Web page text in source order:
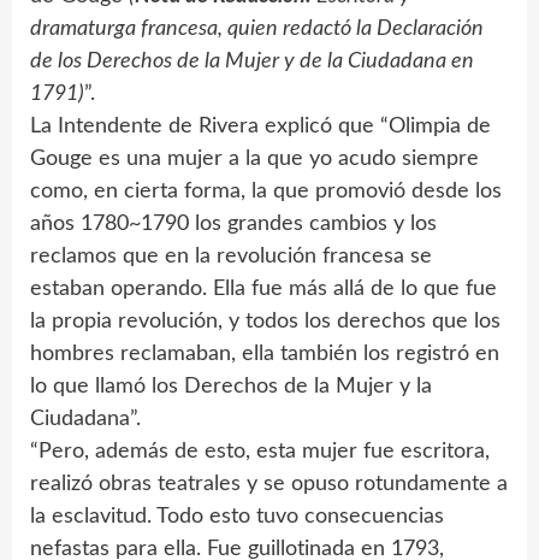
dramaturga francesa, quien redactó la Declaración
de los Derechos de la Mujer y de la Ciudadana en
1791)”.
La Intendente de Rivera explicó que “Olimpia de
Gouge es una mujer a la que yo acudo siempre
como, en cierta forma, la que promovió desde los
años 1780~1790 los grandes cambios y los
reclamos que en la revolución francesa se
estaban operando. Ella fue más allá de lo que fue
la propia revolución, y todos los derechos que los
hombres reclamaban, ella también los registró en
lo que llamó los Derechos de la Mujer y la
Ciudadana”.
“Pero, además de esto, esta mujer fue escritora,
realizó obras teatrales y se opuso rotundamente a
la esclavitud. Todo esto tuvo consecuencias
nefastas para ella. Fue guillotinada en 1793,